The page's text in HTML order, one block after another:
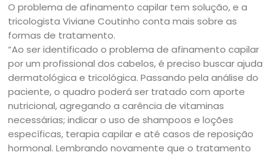
O problema de afinamento capilar tem solução, e a
tricologista Viviane Coutinho conta mais sobre as
formas de tratamento.
“Ao ser identificado o problema de afinamento capilar
por um profissional dos cabelos, é preciso buscar ajuda
dermatológica e tricológica. Passando pela análise do
paciente, o quadro poderá ser tratado com aporte
nutricional, agregando a carência de vitaminas
necessárias; indicar o uso de shampoos e loções
específicas, terapia capilar e até casos de reposição
hormonal. Lembrando novamente que o tratamento